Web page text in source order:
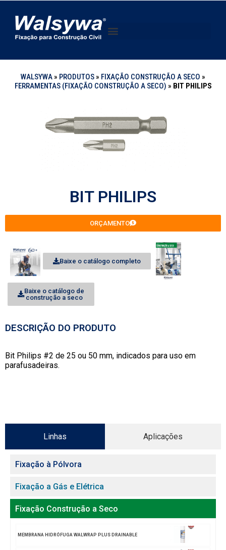
WALSYWA» PRODUTOS» FIXAÇÃO CONSTRUÇÃO A SECO »
FERRAMENTAS (FIXAÇÃO CONSTRUÇÃO A SECO) » BIT PHILIPS
BIT PHILIPS
ORÇAMENTO
Baixe o catálogo completo
Baixe o catálogo de
construção a seco
DESCRIÇÃO DO PRODUTO
Bit Philips #2 de 25 ou 50 mm, indicados para uso em
parafusadeiras.
Linhas Aplicações
Fixação à Pólvora
Fixação a Gás e Elétrica
Fixação Construção a Seco
MEMBRANA HIDRÓFUGA WALWRAP PLUS DRAINABLE